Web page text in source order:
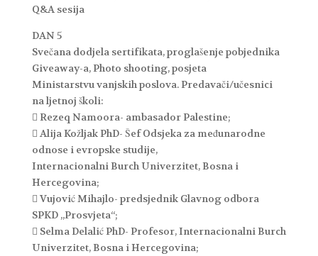
Q&A sesija
DAN 5
Svečana dodjela sertifikata, proglašenje pobjednika
Giveaway-a, Photo shooting, posjeta
Ministarstvu vanjskih poslova. Predavači/učesnici
na ljetnoj školi:
 Rezeq Namoora- ambasador Palestine;
 Alija Kožljak PhD- Šef Odsjeka za međunarodne
odnose i evropske studije,
Internacionalni Burch Univerzitet, Bosna i
Hercegovina;
 Vujović Mihajlo- predsjednik Glavnog odbora
SPKD „Prosvjeta“;
 Selma Delalić PhD- Profesor, Internacionalni Burch
Univerzitet, Bosna i Hercegovina;